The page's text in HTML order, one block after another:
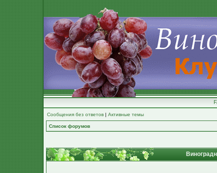
Сообщения без ответов | Активные темы
Список форумов